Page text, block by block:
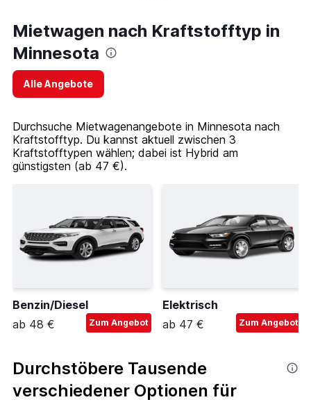
Mietwagen nach Kraftstofftyp in
Minnesota
Alle Angebote
Durchsuche Mietwagenangebote in Minnesota nach
Kraftstofftyp. Du kannst aktuell zwischen 3
Kraftstofftypen wählen; dabei ist Hybrid am
günstigsten (ab 47 €).
Benzin/Diesel
ab 48 €
Zum Angebot
Elektrisch
ab 47 €
Zum Angebot
Durchstöbere Tausende
verschiedener Optionen für